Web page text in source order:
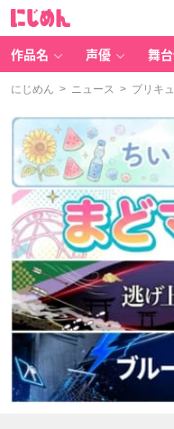
作品名 声優 舞
にじめん > ニュース > プリキ